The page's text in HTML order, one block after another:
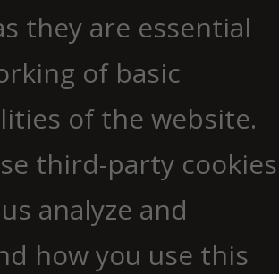
they are essential
of basic
of the website.
third-party cookies
analyze and
how you use this